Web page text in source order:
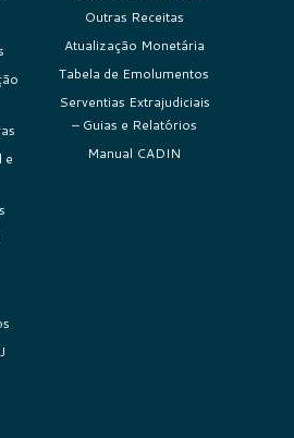
e
Outras Receitas
Atualização Monetária
Tabela de Emolumentos
Serventias Extrajudiciais
– Guias e Relatórios
Manual CADIN